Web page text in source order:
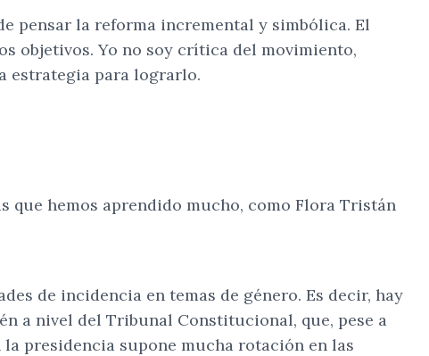
pensar la reforma incremental y simbólica. El
objetivos. Yo no soy crítica del movimiento,
estrategia para lograrlo.
que hemos aprendido mucho, como Flora Tristán
de incidencia en temas de género. Es decir, hay
a nivel del Tribunal Constitucional, que, pese a
presidencia supone mucha rotación en las